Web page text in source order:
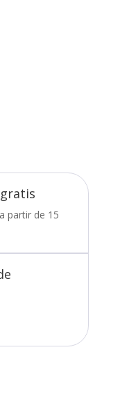
partir de 15